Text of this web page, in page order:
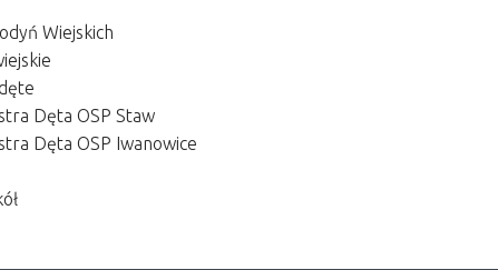
Wiejskich
Dęta OSP Staw
Dęta OSP Iwanowice